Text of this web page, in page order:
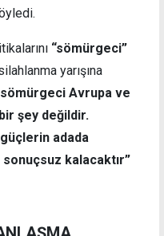
“sömürgeci”
yarışına
Avrupa ve
şey değildir.
adada
kalacaktır”